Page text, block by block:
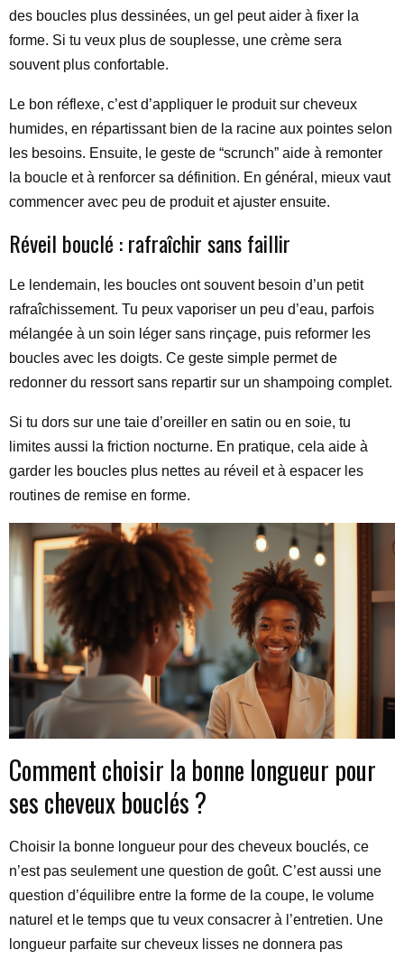
des boucles plus dessinées, un gel peut aider à fixer la
forme. Si tu veux plus de souplesse, une crème sera
souvent plus confortable.
Le bon réflexe, c’est d’appliquer le produit sur cheveux
humides, en répartissant bien de la racine aux pointes selon
les besoins. Ensuite, le geste de “scrunch” aide à remonter
la boucle et à renforcer sa définition. En général, mieux vaut
commencer avec peu de produit et ajuster ensuite.
Réveil bouclé : rafraîchir sans faillir
Le lendemain, les boucles ont souvent besoin d’un petit
rafraîchissement. Tu peux vaporiser un peu d’eau, parfois
mélangée à un soin léger sans rinçage, puis reformer les
boucles avec les doigts. Ce geste simple permet de
redonner du ressort sans repartir sur un shampoing complet.
Si tu dors sur une taie d’oreiller en satin ou en soie, tu
limites aussi la friction nocturne. En pratique, cela aide à
garder les boucles plus nettes au réveil et à espacer les
routines de remise en forme.
Comment choisir la bonne longueur pour
ses cheveux bouclés ?
Choisir la bonne longueur pour des cheveux bouclés, ce
n’est pas seulement une question de goût. C’est aussi une
question d’équilibre entre la forme de la coupe, le volume
naturel et le temps que tu veux consacrer à l’entretien. Une
longueur parfaite sur cheveux lisses ne donnera pas